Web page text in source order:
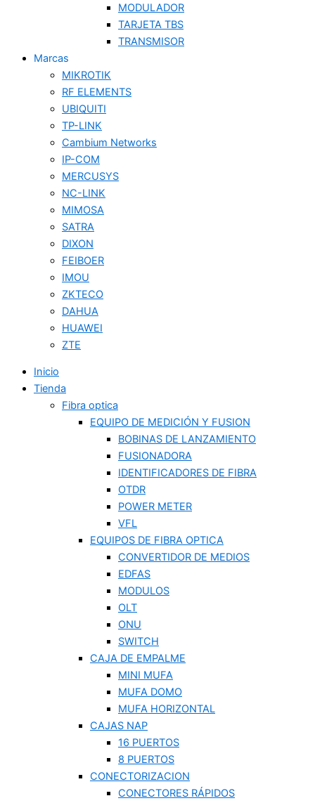
MODULADOR
TARJETA TBS
TRANSMISOR
Marcas
MIKROTIK
RF ELEMENTS
UBIQUITI
TP-LINK
Cambium Networks
IP-COM
MERCUSYS
NC-LINK
MIMOSA
SATRA
DIXON
FEIBOER
IMOU
ZKTECO
DAHUA
HUAWEI
ZTE
Inicio
Tienda
Fibra optica
EQUIPO DE MEDICIÓN Y FUSION
BOBINAS DE LANZAMIENTO
FUSIONADORA
IDENTIFICADORES DE FIBRA
OTDR
POWER METER
VFL
EQUIPOS DE FIBRA OPTICA
CONVERTIDOR DE MEDIOS
EDFAS
MODULOS
OLT
ONU
SWITCH
CAJA DE EMPALME
MINI MUFA
MUFA DOMO
MUFA HORIZONTAL
CAJAS NAP
16 PUERTOS
8 PUERTOS
CONECTORIZACION
CONECTORES RÁPIDOS